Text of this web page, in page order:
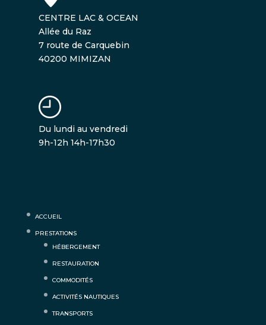
CENTRE LAC & OCEAN
Allée du Raz
7 route de Carquebin
40200 MIMIZAN
Du lundi au vendredi
9h-12h 14h-17h30
ACCUEIL
PRESTATIONS
HÉBERGEMENT
RESTAURATION
COMMODITÉS
ACTIVITÉS NAUTIQUES
TRANSPORTS